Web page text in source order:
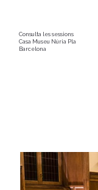
Consulta les sessions
Casa Museu Núria Pla
Barcelona